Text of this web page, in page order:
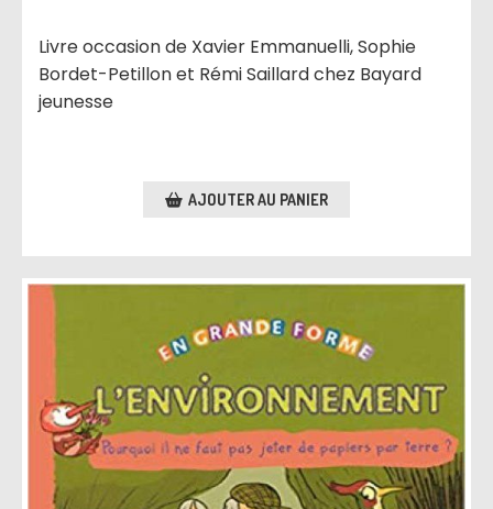
Livre occasion de Xavier Emmanuelli, Sophie
Bordet-Petillon et Rémi Saillard chez Bayard
jeunesse
AJOUTER AU PANIER